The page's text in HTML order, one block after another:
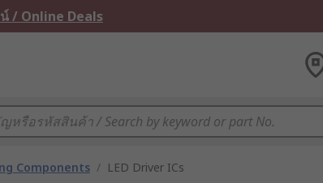
/ Online Deals
Components / LED Driver ICs